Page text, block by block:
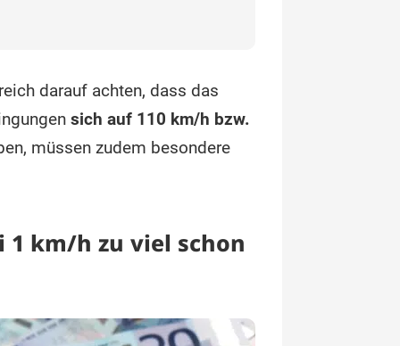
darauf achten, dass das
sich auf 110 km/h bzw.
müssen zudem besondere
km/h zu viel schon